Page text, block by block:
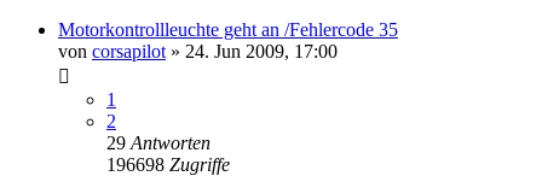
Motorkontrollleuchte geht an /Fehlercode 35
von corsapilot » 24. Jun 2009, 17:00
1
2
29 Antworten
196698 Zugriffe